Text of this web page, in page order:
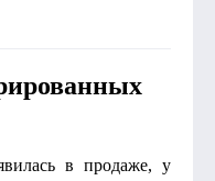
в продаже, у